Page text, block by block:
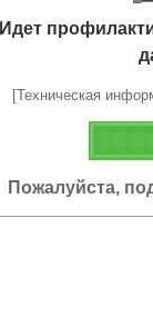
Идет
[Техническая
Пожалуйста,